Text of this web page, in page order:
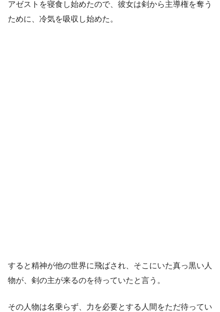
アゼストを寝食し始めたので、彼女は剣から主導権を奪う
ために、冷気を吸収し始めた。
すると精神が他の世界に飛ばされ、そこにいた真っ黒い人
物が、剣の主が来るのを待っていたと言う。
その人物は名乗らず、力を必要とする人間をただ待ってい